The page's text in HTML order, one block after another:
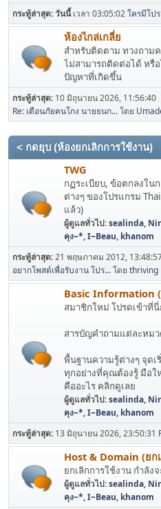
กระทู้ล่าสุด:วันนี้เวลา 03:05:02ใครมีโป
ห้องไกล่เกลี่ย
สำหรับติดตาม ทวงถาม
ไม่สามารถติดต่อได้ หรื
ปัญหาที่เกิดขึ้น
กระทู้ล่าสุด: 10 มิถุนายน 2026, 11:56:40
Re: เตือนภัยคนโกง นายธนก...โดย
< กดยุบ (ห้องยกเลิกการใช้งาน)
TWG
กฏระเบียบ, ข้อตกลงใน
ต่างๆ ของโปรแกรม
แล้ว)
ผู้ดูแลทั่วไป:sealinda,
คุง~*,I~Beau, khanom
กระทู้ล่าสุด:21 พฤษภาคม 2012,
อยากโพสต์เพื่อรับงาน โปร...โดย thriving
Basic Information (
สมาชิกใหม่ โปรดเข้าที่
สารบัญคำถามแต่ละหม
พื้นฐานความรู้ต่างๆ จุดเ
ทุกอย่างที่คุณต้องรู้ มือ
คืออะไร คลิกดูเลย
ผู้ดูแลทั่วไป:sealinda,
คุง~*,I~Beau, khanom
กระทู้ล่าสุด: 13 มิถุนายน 2026, 23:50:31
Host & Domain (ยก
ยกเลิกการใช้งาน กำลั
ผู้ดูแลทั่วไป:sealinda,
คุง~*,I~Beau, khanom